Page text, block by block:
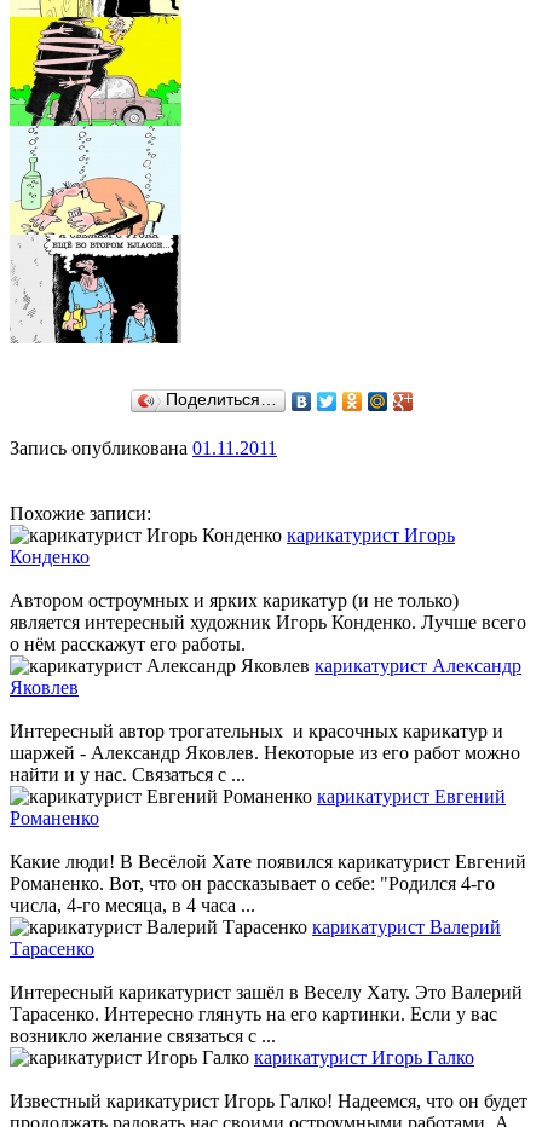
Поделиться…
Запись опубликована 01.11.2011
Похожие записи:
карикатурист Игорь
Конденко
Автором остроумных и ярких карикатур (и не только)
является интересный художник Игорь Конденко. Лучше всего
о нём расскажут его работы.
карикатурист Александр
Яковлев
Интересный автор трогательных и красочных карикатур и
шаржей - Александр Яковлев. Некоторые из его работ можно
найти и у нас. Связаться с ...
карикатурист Евгений
Романенко
Какие люди! В Весёлой Хате появился карикатурист Евгений
Романенко. Вот, что он рассказывает о себе: "Родился 4-го
числа, 4-го месяца, в 4 часа ...
карикатурист Валерий
Тарасенко
Интересный карикатурист зашёл в Веселу Хату. Это Валерий
Тарасенко. Интересно глянуть на его картинки. Если у вас
возникло желание связаться с ...
карикатурист Игорь Галко
Известный карикатурист Игорь Галко! Надеемся, что он будет
продолжать радовать нас своими остроумными работами. А